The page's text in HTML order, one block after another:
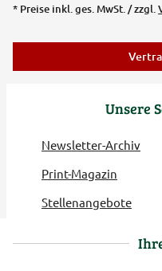
Unsere
Newsletter-Archiv
Print-Magazin
Stellenangebote
* Preise inkl. ges. MwSt. / zzgl.